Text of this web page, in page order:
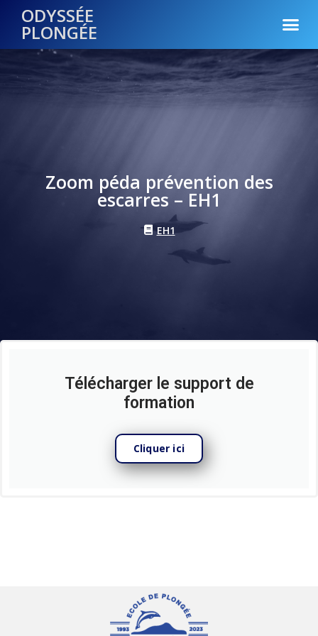
ODYSSÉE
PLONGÉE
Zoom péda prévention des
escarres – EH1
EH1
Télécharger le support de
formation
Cliquer ici